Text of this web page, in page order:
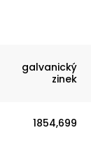
galvanický
zinek
1854,699